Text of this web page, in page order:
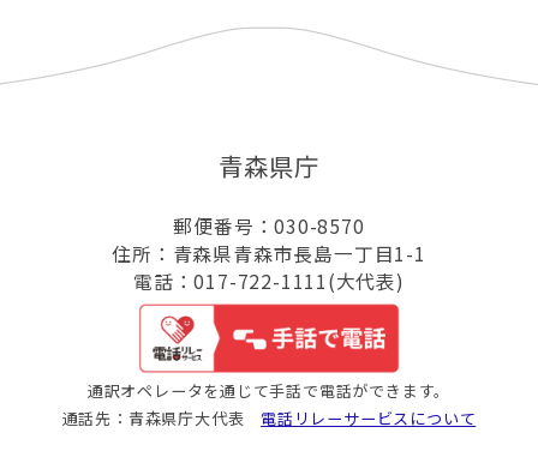
青森県庁
郵便番号：030-8570
住所：青森県青森市長島一丁目1-1
電話：017-722-1111(大代表)
通訳オペレータを通じて手話で電話ができます。
通話先：青森県庁大代表 電話リレーサービスについて